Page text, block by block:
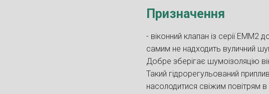
Призначення
- віконний клапан із серії
самим не надходить вуличний
Добре зберігає шумоізоляцію
Такий гідрорегульований
насолодитися свіжим повітрям